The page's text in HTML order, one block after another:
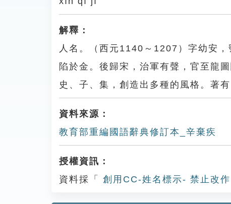
解釋：
人名。（西元1140～1207）字幼安
陷於金。後歸宋，治軍有聲，官至龍
史、子、集，創造出多種的風格。著有
資料來源：
教育部重編國語辭典修訂本_辛棄疾
授權資訊：
資料採「
創用CC-姓名標示- 禁止改